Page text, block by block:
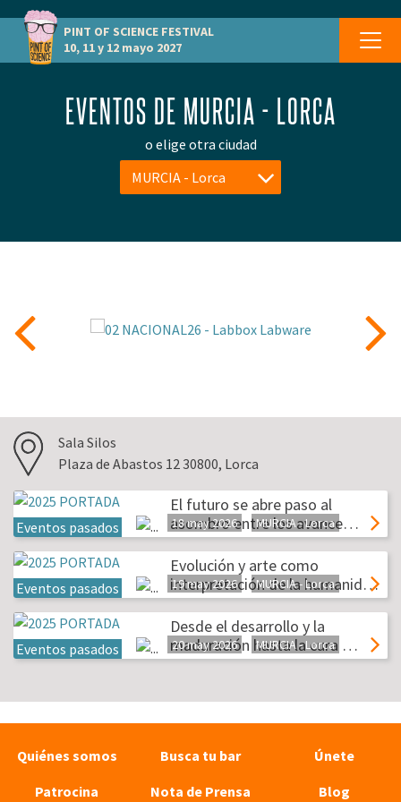
PINT OF SCIENCE FESTIVAL
10, 11 y 12 mayo 2027
EVENTOS DE MURCIA - LORCA
o elige otra ciudad
MURCIA - Lorca
Sala Silos
Plaza de Abastos 12 30800, Lorca
Eventos pasados
El futuro se abre paso al
asombro entre los avance…
18 may 2026 MURCIA - Lorca
Eventos pasados
Evolución y arte como
interpretación de la humanid…
19 may 2026 MURCIA - Lorca
Eventos pasados
Desde el desarrollo y la
maduración hasta la cura …
20 may 2026 MURCIA - Lorca
Quiénes somos Busca tu bar
Únete
Patrocina
Nota de Prensa Blog